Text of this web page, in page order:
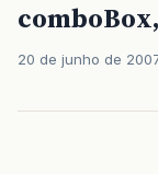
20 de junho de